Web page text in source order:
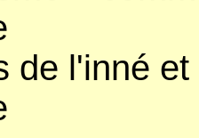
de l'inné